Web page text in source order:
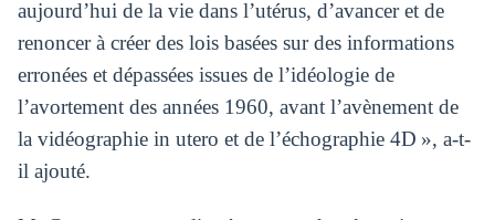
aujourd’hui de la vie dans l’utérus, d’avancer et de
renoncer à créer des lois basées sur des informations
erronées et dépassées issues de l’idéologie de
l’avortement des années 1960, avant l’avènement de
la vidéographie in utero et de l’échographie 4D », a-t-
il ajouté.